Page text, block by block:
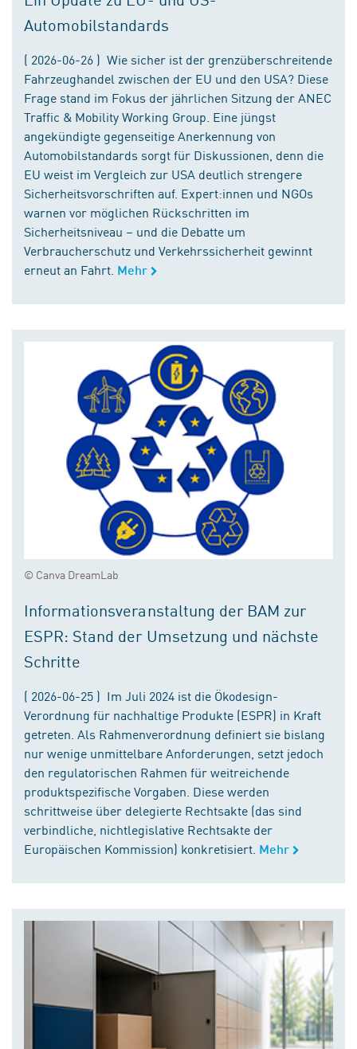
Automobilstandards
( 2026-06-26 ) Wie sicher ist der grenzüberschreitende
Fahrzeughandel zwischen der EU und den USA? Diese
Frage stand im Fokus der jährlichen Sitzung der ANEC
Traffic & Mobility Working Group. Eine jüngst
angekündigte gegenseitige Anerkennung von
Automobilstandards sorgt für Diskussionen, denn die
EU weist im Vergleich zur USA deutlich strengere
Sicherheitsvorschriften auf. Expert:innen und NGOs
warnen vor möglichen Rückschritten im
Sicherheitsniveau – und die Debatte um
Verbraucherschutz und Verkehrssicherheit gewinnt
erneut an Fahrt. Mehr
© Canva DreamLab
Informationsveranstaltung der BAM zur
ESPR: Stand der Umsetzung und nächste
Schritte
( 2026-06-25 ) Im Juli 2024 ist die Ökodesign-
Verordnung für nachhaltige Produkte (ESPR) in Kraft
getreten. Als Rahmenverordnung definiert sie bislang
nur wenige unmittelbare Anforderungen, setzt jedoch
den regulatorischen Rahmen für weitreichende
produktspezifische Vorgaben. Diese werden
schrittweise über delegierte Rechtsakte (das sind
verbindliche, nichtlegislative Rechtsakte der
Europäischen Kommission) konkretisiert. Mehr